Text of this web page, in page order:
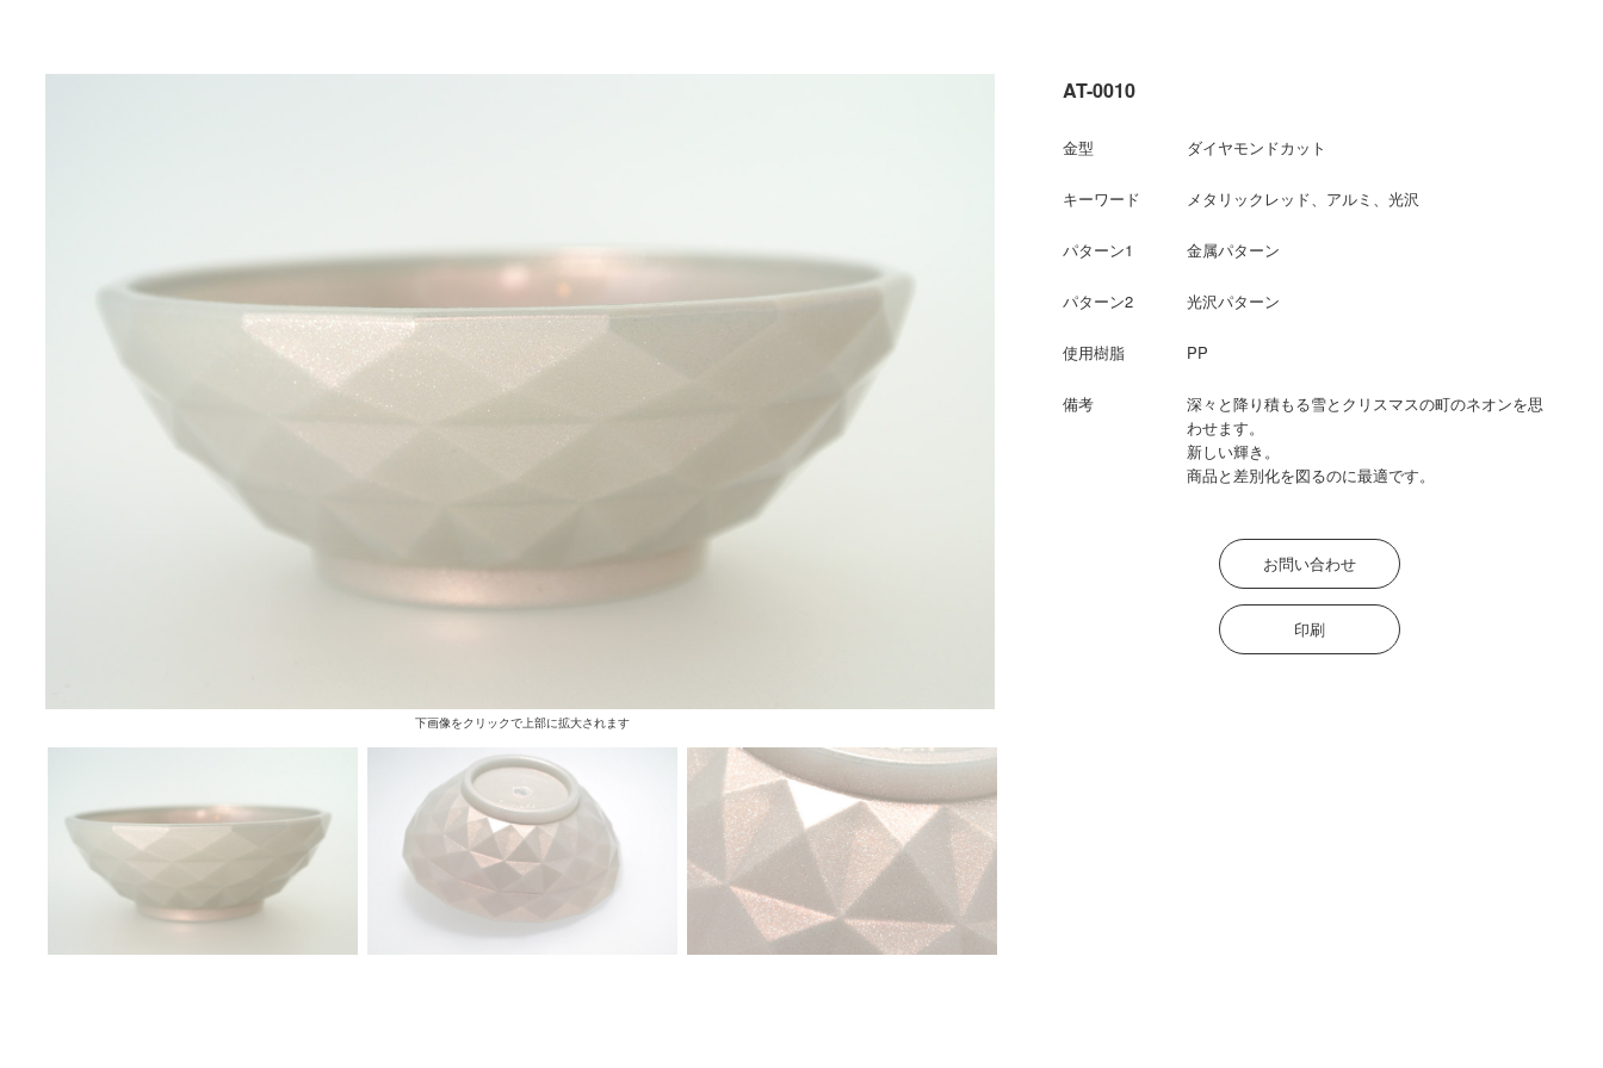
下画像をクリックで上部に拡大されます
AT-0010
金型 ダイヤモンドカット
キーワード メタリックレッド、アルミ、光沢
パターン1 金属パターン
パターン2 光沢パターン
使用樹脂 PP
備考
深々と降り積もる雪とクリスマスの町のネオンを思
わせます。
新しい輝き。
商品と差別化を図るのに最適です。
お問い合わせ
印刷